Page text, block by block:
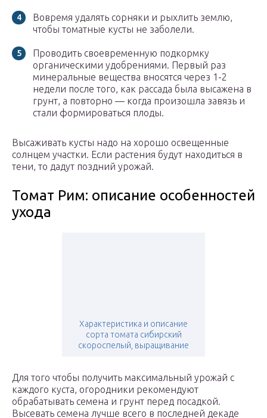
Вовремя удалять сорняки и рыхлить землю,
чтобы томатные кусты не заболели.
Проводить своевременную подкормку
органическими удобрениями. Первый раз
минеральные вещества вносятся через 1-2
недели после того, как рассада была высажена в
грунт, а повторно — когда произошла завязь и
стали формироваться плоды.
Высаживать кусты надо на хорошо освещенные
солнцем участки. Если растения будут находиться в
тени, то дадут поздний урожай.
Томат Рим: описание особенностей
ухода
Характеристика и описание
сорта томата сибирский
скороспелый, выращивание
Для того чтобы получить максимальный урожай с
каждого куста, огородники рекомендуют
обрабатывать семена и грунт перед посадкой.
Высевать семена лучше всего в последней декаде